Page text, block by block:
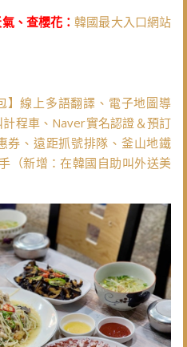
氣、查櫻花：韓國最大入口網站
】線上多語翻譯、電子地圖導
程車、Naver實名認證＆預訂
券、遠距抓號排隊、釜山地鐵
（新增：在韓國自助叫外送美